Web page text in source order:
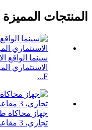
المنتجات المميزة
سينما الواقع
الاستثماري
F...
جهاز محاكاة
تجاري، 3 مقاعد، 360 درجة ...